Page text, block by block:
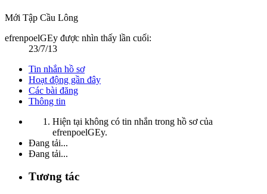
Mới Tập Cầu Lông
efrenpoelGEy được nhìn thấy lần cuối:
23/7/13
Tin nhắn hồ sơ
Hoạt động gần đây
Các bài đăng
Thông tin
Hiện tại không có tin nhắn trong hồ sơ của
efrenpoelGEy.
Đang tải...
Đang tải...
Tương tác